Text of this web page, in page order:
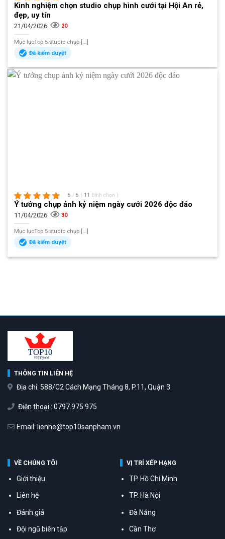
Kinh nghiệm chọn studio chụp hình cưới tại Hội An rẻ,
đẹp, uy tín
21/04/2026 20
Mục lụcTop 5 studio chụp [...]
Đã kiểm duyệt
5 / 5 ( 11 bình chọn )
Ý tưởng chụp ảnh kỷ niệm ngày cưới 2026 độc đáo
11/04/2026 30
Mục lụcTop 5 studio chụp [...]
Đã kiểm duyệt
THÔNG TIN LIÊN HỆ
Địa chỉ: 588/C2 Cách Mạng Tháng 8, P.11, Quận 3
Điện thoại : 0797.975.975
Email: lienhe@top10sanpham.vn
VỀ CHÚNG TÔI
Giới thiệu
Liên hệ
Đánh giá
Đội ngũ biên tập
VỊ TRÍ XẾP HẠNG
TP. Hồ Chí Minh
TP. Hà Nội
Đà Nẵng
Cần Thơ